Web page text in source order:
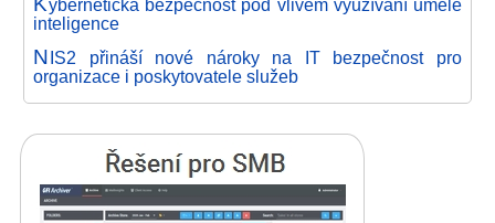
ybernetická bezpečnost pod vlivem využívání umělé
inteligence
NIS2 přináší nové nároky na IT bezpečnost pro
organizace i poskytovatele služeb